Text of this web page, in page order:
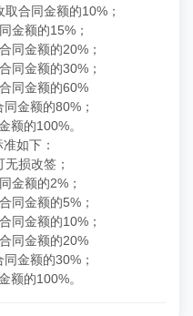
合同金额的10%；
金额的15%；
同金额的20%；
同金额的30%；
同金额的60%
金额的80%；
额的100%。
如下：
损改签；
金额的2%；
同金额的5%；
同金额的10%；
同金额的20%
金额的30%；
额的100%。